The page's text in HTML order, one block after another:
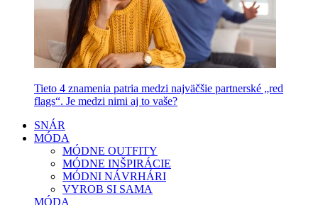
Tieto 4 znamenia patria medzi najväčšie partnerské „red
flags“. Je medzi nimi aj to vaše?
SNÁR
MÓDA
MÓDNE OUTFITY
MÓDNE INŠPIRÁCIE
MÓDNI NÁVRHÁRI
VYROB SI SAMA
MÓDA